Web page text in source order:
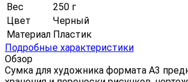
Вес
250 г
Цвет
Черный
Материал Пластик
Подробные характеристики
Обзор
Сумка для художника формата А3